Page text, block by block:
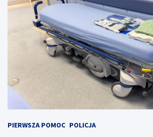
PIERWSZA POMOC POLICJA